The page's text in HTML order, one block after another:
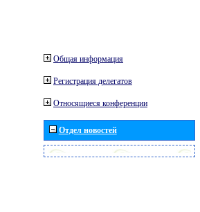
Общая информация
Регистрация делегатов
Относящиеся конференции
Отдел новостей